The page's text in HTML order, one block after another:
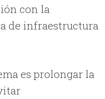
con la
de infraestructura
es prolongar la